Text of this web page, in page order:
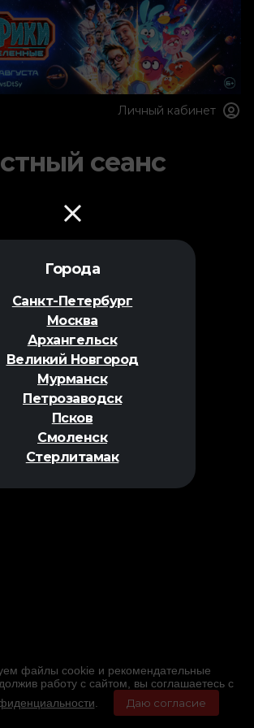
Города
Санкт-Петербург
Москва
Архангельск
Великий Новгород
Мурманск
Петрозаводск
Псков
Смоленск
Стерлитамак
Личный кабинет
сеанс
файлы cookie и рекомендательные
работу с сайтом, вы соглашаетесь с
Даю согласие